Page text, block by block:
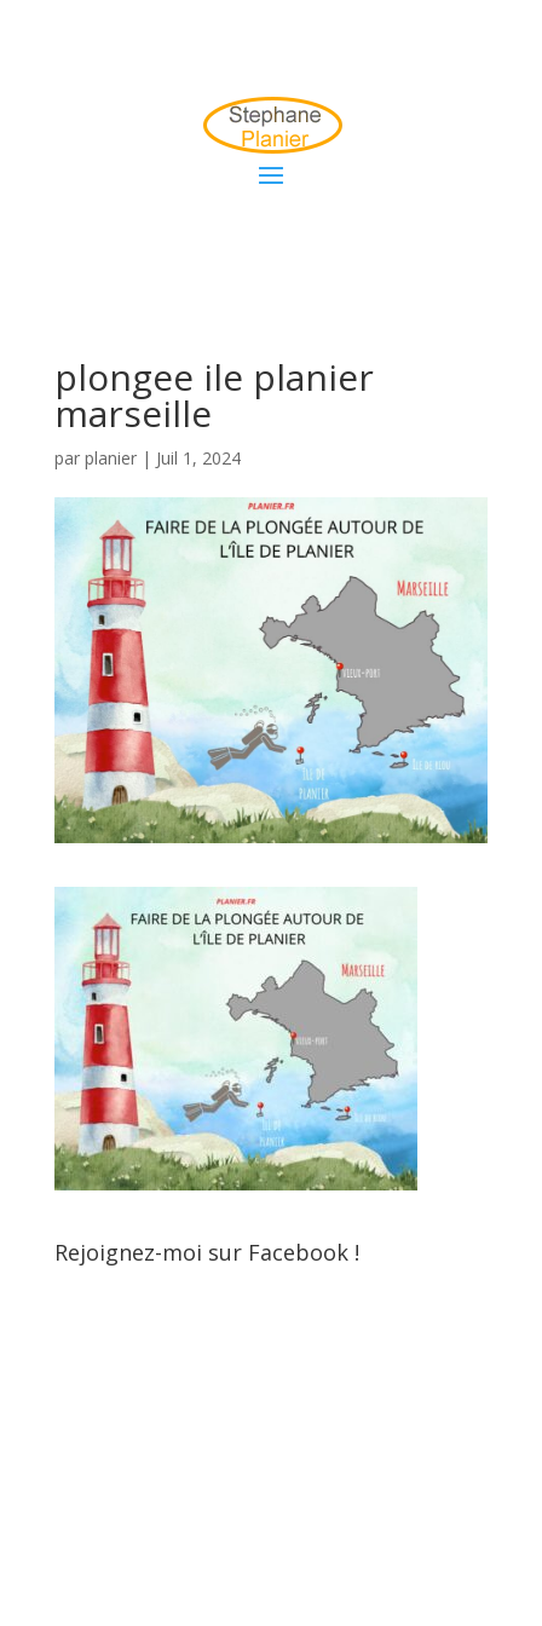
plongee ile planier
marseille
par planier| Juil 1, 2024
Rejoignez-moi sur Facebook !